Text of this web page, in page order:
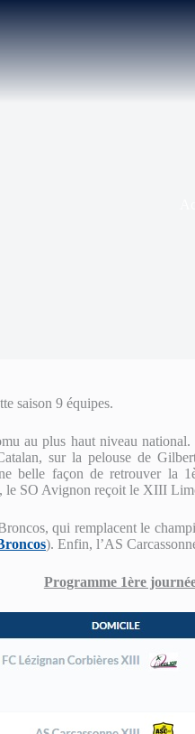
saison 9 équipes.
au plus haut niveau national.
sur la pelouse de
belle façon de retrouver la
le SO Avignon reçoit le XIII
qui remplacent le
). Enfin, l’AS
Programme 1ère